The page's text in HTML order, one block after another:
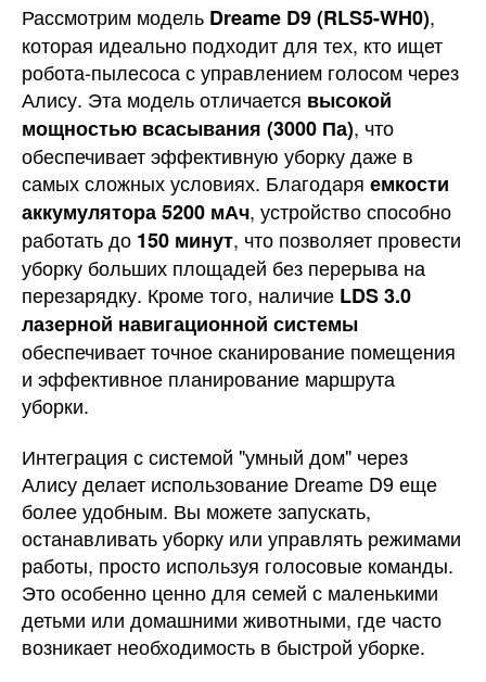
Рассмотрим модель Dreame D9 (RLS5-WH0),
которая идеально подходит для тех, кто ищет
робота-пылесоса с управлением голосом через
Алису. Эта модель отличается высокой
мощностью всасывания (3000 Па), что
обеспечивает эффективную уборку даже в
самых сложных условиях. Благодаря емкости
аккумулятора 5200 мАч, устройство способно
работать до 150 минут, что позволяет провести
уборку больших площадей без перерыва на
перезарядку. Кроме того, наличие LDS 3.0
лазерной навигационной системы
обеспечивает точное сканирование помещения
и эффективное планирование маршрута
уборки.
Интеграция с системой "умный дом" через
Алису делает использование Dreame D9 еще
более удобным. Вы можете запускать,
останавливать уборку или управлять режимами
работы, просто используя голосовые команды.
Это особенно ценно для семей с маленькими
детьми или домашними животными, где часто
возникает необходимость в быстрой уборке.